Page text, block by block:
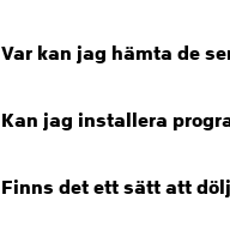
Var kan jag hämta de
Kan jag installera
Finns det ett sätt att